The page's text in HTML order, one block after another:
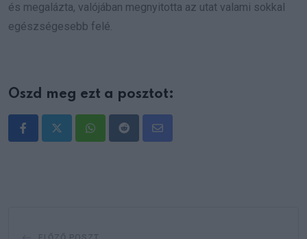
és megalázta, valójában megnyitotta az utat valami sokkal
egészségesebb felé.
Oszd meg ezt a posztot:
WhatsappRedditShare